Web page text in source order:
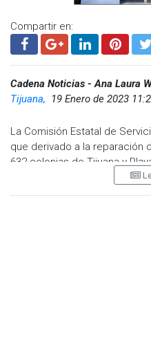
Compartir en:
Cadena Noticias - Ana Laura
Tijuana,
19 Enero de 2023
La Comisión Estatal de
que derivado a la reparación
632 colonias de Tijuana y
el suministro de agua a partir
lunes 23 de enero que